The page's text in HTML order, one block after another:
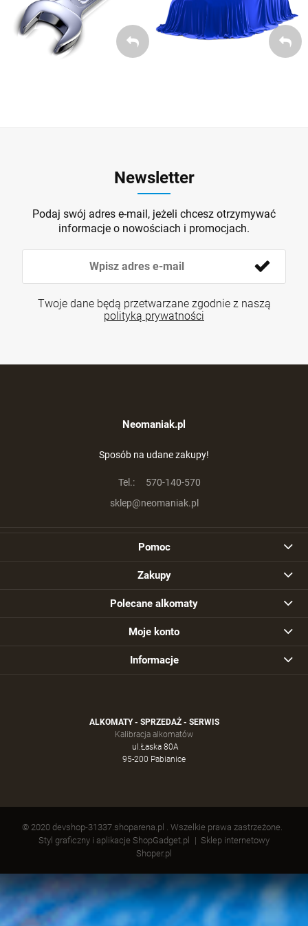
Newsletter
Podaj swój adres e-mail, jeżeli chcesz otrzymywać
informacje o nowościach i promocjach.
Twoje dane będą przetwarzane zgodnie z naszą
polityką prywatności
Neomaniak.pl
Sposób na udane zakupy!
Tel.:
570-140-570
sklep@neomaniak.pl
Pomoc
Zakupy
Polecane alkomaty
Moje konto
Informacje
ALKOMATY - SPRZEDAŻ - SERWIS
Kalibracja alkomatów
ul.Łaska 80A
95-200 Pabianice
© 2020 devshop-31337.shoparena.pl . Wszelkie prawa zastrzeżone.
Styl graficzny i aplikacje ShopGadget.pl
Sklep internetowy
Shoper.pl